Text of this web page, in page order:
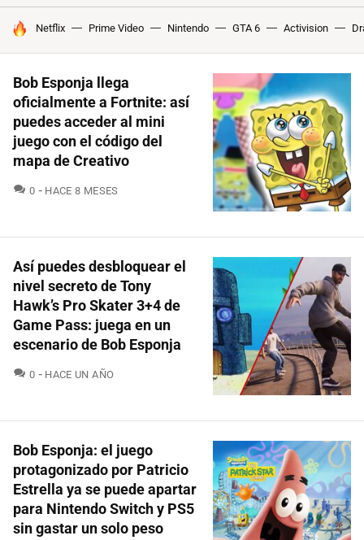
HOY SE HABLA DE
Netflix Prime Video Nintendo GTA 6 Activision
Bob Esponja llega
oficialmente a Fortnite: así
puedes acceder al mini
juego con el código del
mapa de Creativo
0 COMENTARIOS
HACE 8 MESES
Así puedes desbloquear el
nivel secreto de Tony
Hawk’s Pro Skater 3+4 de
Game Pass: juega en un
escenario de Bob Esponja
0 COMENTARIOS
HACE UN AÑO
Bob Esponja: el juego
protagonizado por Patricio
Estrella ya se puede apartar
para Nintendo Switch y PS5
sin gastar un solo peso